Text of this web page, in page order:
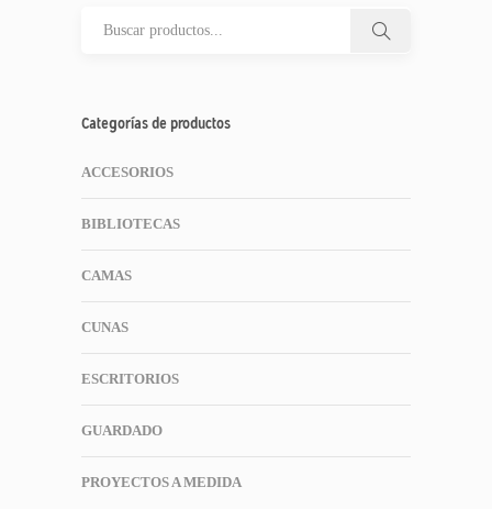
Categorías de productos
ACCESORIOS
BIBLIOTECAS
CAMAS
CUNAS
ESCRITORIOS
GUARDADO
PROYECTOS A MEDIDA